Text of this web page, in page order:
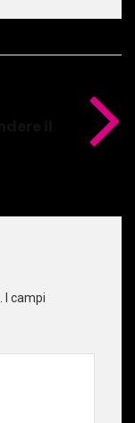
I campi